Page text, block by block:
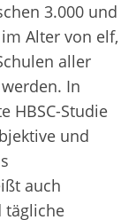
3.000 und
Alter von elf,
aller
In
HBSC-Studie
und
auch
tägliche